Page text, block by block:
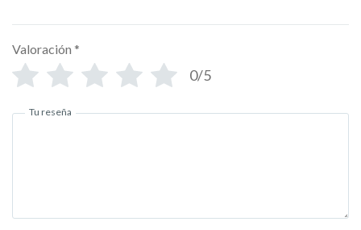
Valoración *
0/5
Tu reseña